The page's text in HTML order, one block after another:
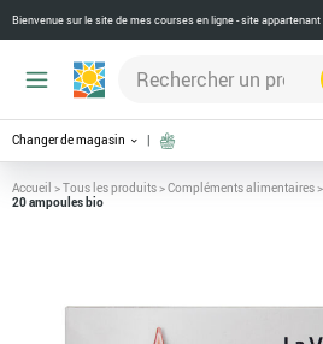
Bienvenue sur le site de mes courses en ligne - site appartenant
Changer de magasin
Accueil >Tous les produits>Compléments alimentaires>
20 ampoules bio